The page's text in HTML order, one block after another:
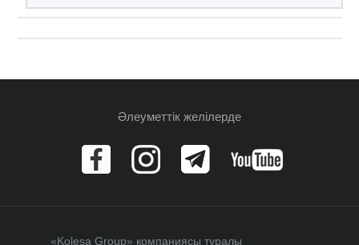
Әлеуметтік желілерде
«Kolesa Group» компаниясы туралы